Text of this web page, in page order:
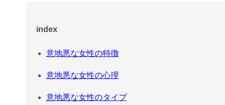
index
意地悪な女性の特徴
意地悪な女性の心理
意地悪な女性のタイプ